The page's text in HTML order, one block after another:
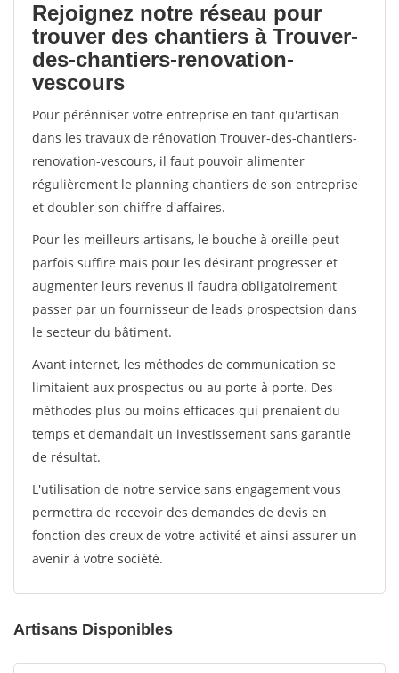
Rejoignez notre réseau pour
trouver des chantiers à Trouver-
des-chantiers-renovation-
vescours
Pour pérénniser votre entreprise en tant qu'artisan
dans les travaux de rénovation Trouver-des-chantiers-
renovation-vescours, il faut pouvoir alimenter
régulièrement le planning chantiers de son entreprise
et doubler son chiffre d'affaires.
Pour les meilleurs artisans, le bouche à oreille peut
parfois suffire mais pour les désirant progresser et
augmenter leurs revenus il faudra obligatoirement
passer par un fournisseur de leads prospectsion dans
le secteur du bâtiment.
Avant internet, les méthodes de communication se
limitaient aux prospectus ou au porte à porte. Des
méthodes plus ou moins efficaces qui prenaient du
temps et demandait un investissement sans garantie
de résultat.
L'utilisation de notre service sans engagement vous
permettra de recevoir des demandes de devis en
fonction des creux de votre activité et ainsi assurer un
avenir à votre société.
Artisans Disponibles